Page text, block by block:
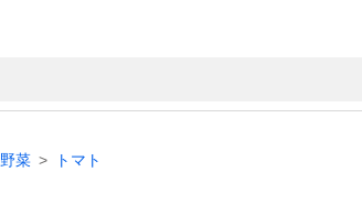
野菜 トマト